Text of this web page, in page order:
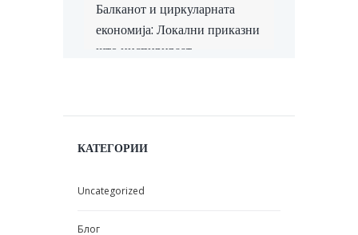
Балканот и циркуларната
економија: Локални приказни
што инспирираат
КАТЕГОРИИ
Uncategorized
Блог